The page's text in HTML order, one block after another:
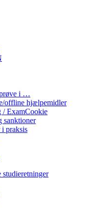
i …
offline hjælpemidler
/ ExamCookie
sanktioner
praksis
studieretninger